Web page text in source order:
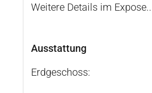
Weitere Details im
Ausstattung
Erdgeschoss: